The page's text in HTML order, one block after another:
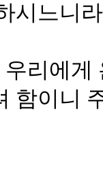
시느니라
리에
함이니